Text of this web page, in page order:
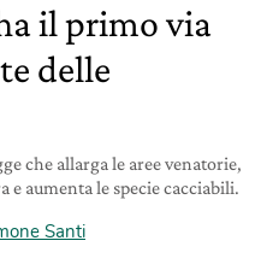
il primo via
delle
che allarga le aree venatorie,
e aumenta le specie cacciabili.
Santi